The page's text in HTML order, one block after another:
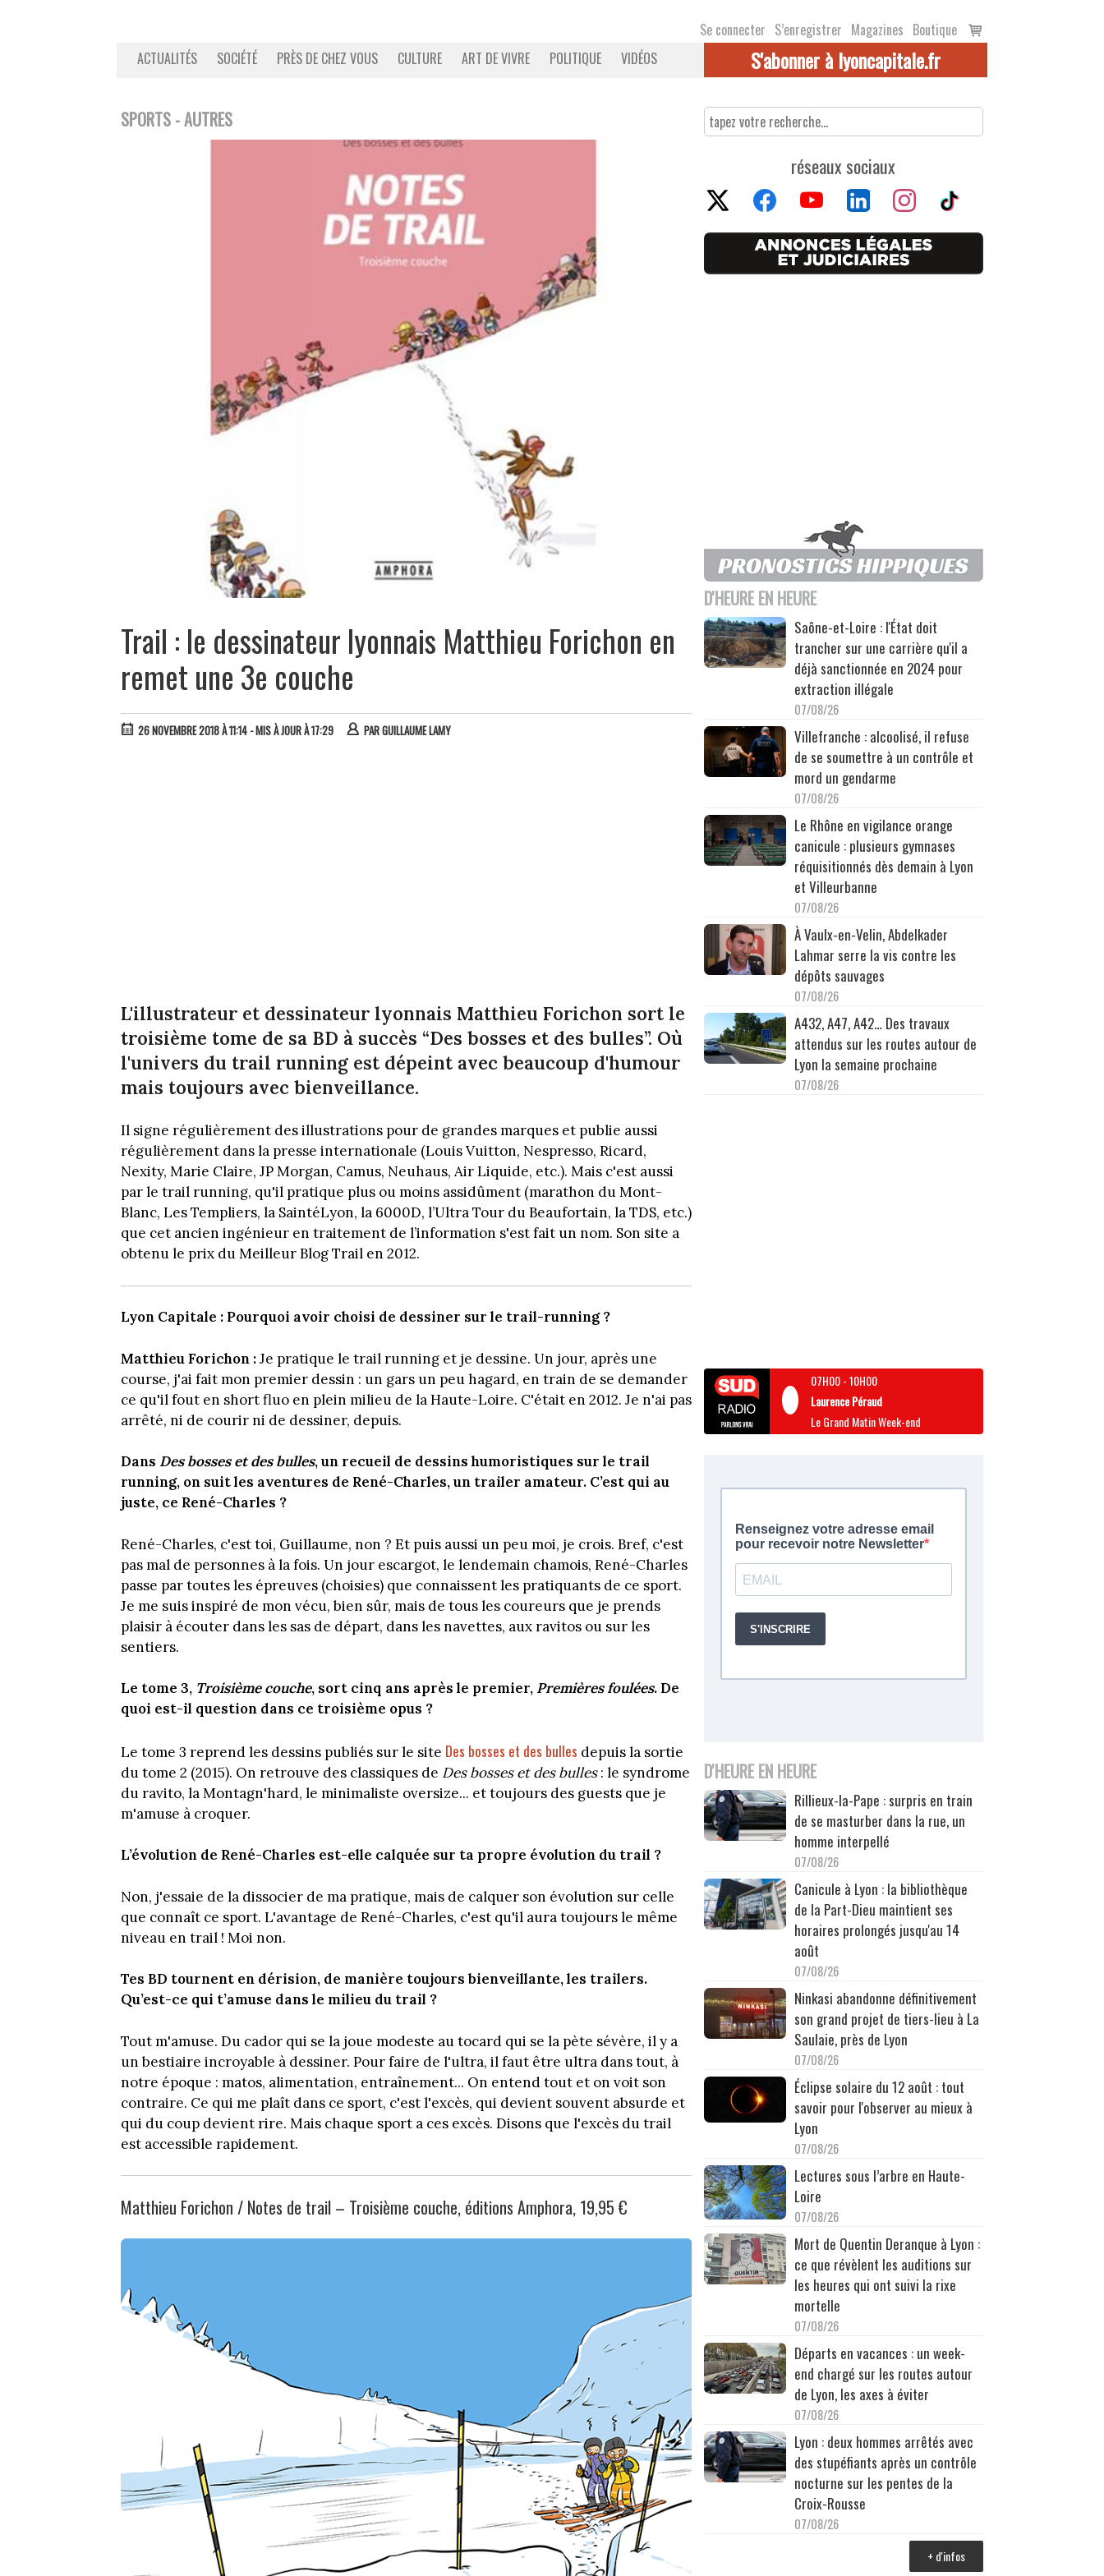
Se connecter S’enregistrer Magazines Boutique
Voir
le
ACTUALITÉS SOCIÉTÉ PRÈS DE CHEZ VOUS CULTURE ART DE VIVRE POLITIQUE VIDÉOS S'abonner à lyoncapitale.fr
SPORTS - AUTRES
Trail : le dessinateur lyonnais Matthieu Forichon en
remet une 3e couche
26 NOVEMBRE 2018 À 11:14 - MIS À JOUR À 17:29 PARGUILLAUME LAMY
L'illustrateur et dessinateur lyonnais Matthieu Forichon sort le
troisième tome de sa BD à succès “Des bosses et des bulles”. Où
l'univers du trail running est dépeint avec beaucoup d'humour
mais toujours avec bienveillance.
Il signe régulièrement des illustrations pour de grandes marques et publie aussi
régulièrement dans la presse internationale (Louis Vuitton, Nespresso, Ricard,
Nexity, Marie Claire, JP Morgan, Camus, Neuhaus, Air Liquide, etc.). Mais c'est aussi
par le trail running, qu'il pratique plus ou moins assidûment (marathon du Mont-
Blanc, Les Templiers, la SaintéLyon, la 6000D, l’Ultra Tour du Beaufortain, la TDS, etc.)
que cet ancien ingénieur en traitement de l’information s'est fait un nom. Son site a
obtenu le prix du Meilleur Blog Trail en 2012.
Lyon Capitale : Pourquoi avoir choisi de dessiner sur le trail-running ?
Matthieu Forichon :Je pratique le trail running et je dessine. Un jour, après une
course, j'ai fait mon premier dessin : un gars un peu hagard, en train de se demander
ce qu'il fout en short fluo en plein milieu de la Haute-Loire. C'était en 2012. Je n'ai pas
arrêté, ni de courir ni de dessiner, depuis.
Dans Des bosses et des bulles, un recueil de dessins humoristiques sur le trail
running, on suit les aventures de René-Charles, un trailer amateur. C’est qui au
juste, ce René-Charles ?
René-Charles, c'est toi, Guillaume, non ? Et puis aussi un peu moi, je crois. Bref, c'est
pas mal de personnes à la fois. Un jour escargot, le lendemain chamois, René-Charles
passe par toutes les épreuves (choisies) que connaissent les pratiquants de ce sport.
Je me suis inspiré de mon vécu, bien sûr, mais de tous les coureurs que je prends
plaisir à écouter dans les sas de départ, dans les navettes, aux ravitos ou sur les
sentiers.
Le tome 3, Troisième couche, sort cinq ans après le premier, Premières foulées. De
quoi est-il question dans ce troisième opus ?
Le tome 3 reprend les dessins publiés sur le site Des bosses et des bulles depuis la sortie
du tome 2 (2015). On retrouve des classiques de Des bosses et des bulles: le syndrome
du ravito, la Montagn'hard, le minimaliste oversize... et toujours des guests que je
m'amuse à croquer.
L’évolution de René-Charles est-elle calquée sur ta propre évolution du trail ?
Non, j'essaie de la dissocier de ma pratique, mais de calquer son évolution sur celle
que connaît ce sport. L'avantage de René-Charles, c'est qu'il aura toujours le même
niveau en trail ! Moi non.
Tes BD tournent en dérision, de manière toujours bienveillante, les trailers.
Qu’est-ce qui t’amuse dans le milieu du trail ?
Tout m'amuse. Du cador qui se la joue modeste au tocard qui se la pète sévère, il y a
un bestiaire incroyable à dessiner. Pour faire de l'ultra, il faut être ultra dans tout, à
notre époque : matos, alimentation, entraînement... On entend tout et on voit son
contraire. Ce qui me plaît dans ce sport, c'est l'excès, qui devient souvent absurde et
qui du coup devient rire. Mais chaque sport a ces excès. Disons que l'excès du trail
est accessible rapidement.
Matthieu Forichon / Notes de trail – Troisième couche, éditions Amphora, 19,95 €
réseaux sociaux
D'HEURE EN HEURE
Saône-et-Loire : l'État doit
trancher sur une carrière qu'il a
déjà sanctionnée en 2024 pour
extraction illégale
07/08/26
Villefranche : alcoolisé, il refuse
de se soumettre à un contrôle et
mord un gendarme
07/08/26
Le Rhône en vigilance orange
canicule : plusieurs gymnases
réquisitionnés dès demain à Lyon
et Villeurbanne
07/08/26
À Vaulx-en-Velin, Abdelkader
Lahmar serre la vis contre les
dépôts sauvages
07/08/26
A432, A47, A42… Des travaux
attendus sur les routes autour de
Lyon la semaine prochaine
07/08/26
07H00-10H00
Laurence Péraud
Le Grand Matin Week-end
D'HEURE EN HEURE
Rillieux-la-Pape : surpris en train
de se masturber dans la rue, un
homme interpellé
07/08/26
Canicule à Lyon : la bibliothèque
de la Part-Dieu maintient ses
horaires prolongés jusqu'au 14
août
07/08/26
Ninkasi abandonne définitivement
son grand projet de tiers-lieu à La
Saulaie, près de Lyon
07/08/26
Éclipse solaire du 12 août : tout
savoir pour l'observer au mieux à
Lyon
07/08/26
Lectures sous l’arbre en Haute-
Loire
07/08/26
Mort de Quentin Deranque à Lyon :
ce que révèlent les auditions sur
les heures qui ont suivi la rixe
mortelle
07/08/26
Départs en vacances : un week-
end chargé sur les routes autour
de Lyon, les axes à éviter
07/08/26
Lyon : deux hommes arrêtés avec
des stupéfiants après un contrôle
nocturne sur les pentes de la
Croix-Rousse
07/08/26
+ d'infos